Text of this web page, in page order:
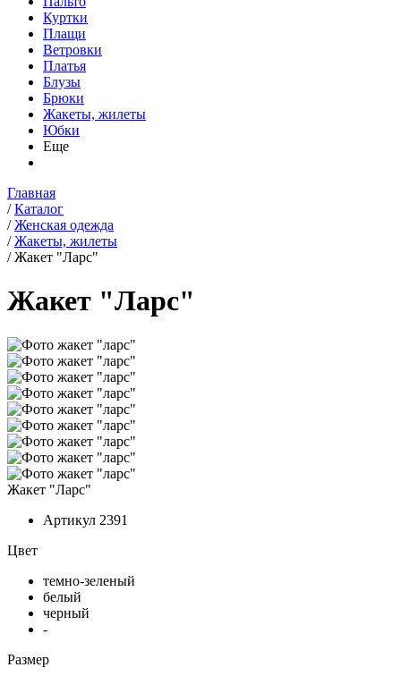
Куртки
Плащи
Ветровки
Платья
Блузы
Брюки
Жакеты, жилеты
Юбки
Еще
Главная
/ Каталог
/ Женская одежда
/ Жакеты, жилеты
/ Жакет "Ларс"
Жакет "Ларс"
Жакет "Ларс"
Артикул 2391
Цвет
темно-зеленый
белый
черный
-
Размер